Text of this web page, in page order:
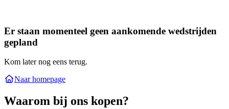
Er staan momenteel geen aankomende wedstrijden
gepland
Kom later nog eens terug.
Naar homepage
Waarom bij ons kopen?